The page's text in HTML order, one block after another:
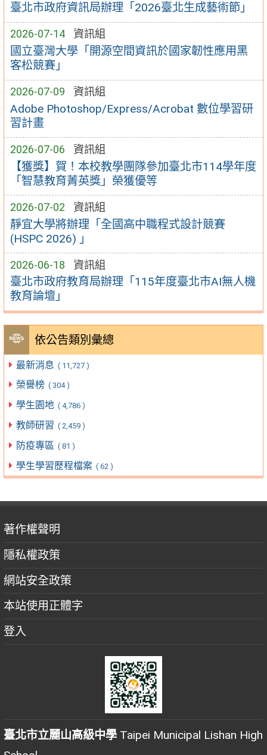
臺北市政府資訊局辦理「2026臺北生成藝術節」
2026-07-14 資訊組
國立臺灣大學「開源空間資訊於國家韌性應用黑
客松競賽」
2026-07-09 資訊組
Adobe Photoshop/Express/Acrobat 數位學習研
習計畫
2026-07-06 資訊組
【獲獎】賀！本校教學團隊參加臺北市114學年度
「智慧教育菁英獎」榮獲優等
2026-07-02 資訊組
靜宜大學將辦理「全國高中職程式設計競賽
(HSPC 2026) 」
2026-06-18 資訊組
臺北市政府教育局辦理「115年度臺北市AI無人機
教育論壇」
依公告類別彙總
最新消息 ( 11,727 )
榮譽榜 ( 304 )
學生園地 ( 4,786 )
教師研習 ( 2,459 )
防疫專區 ( 81 )
學生學習歷程檔案 ( 62 )
著作權聲明
隱私權政策
網站安全政策
本站使用正體字
登入
臺北市立麗山高級中學 Taipei Municipal Lishan High